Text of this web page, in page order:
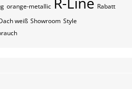
orange-metallic
Rabatt
weiß Showroom Style